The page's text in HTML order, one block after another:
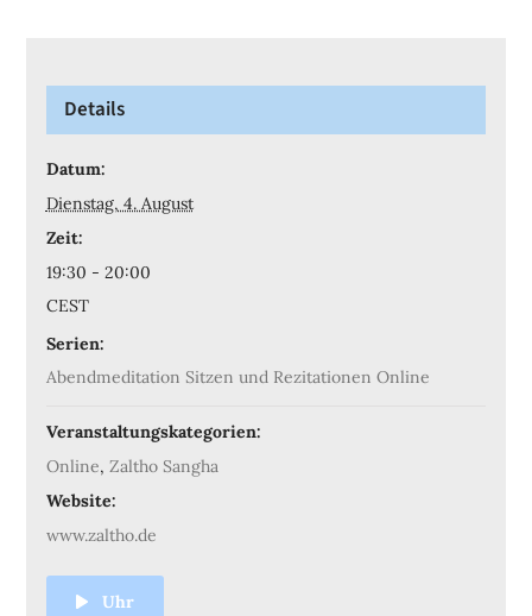
Details
Datum:
Dienstag, 4. August
Zeit:
19:30 - 20:00
CEST
Serien:
Abendmeditation Sitzen und Rezitationen Online
Veranstaltungskategorien:
Online, Zaltho Sangha
Website:
www.zaltho.de
Uhr